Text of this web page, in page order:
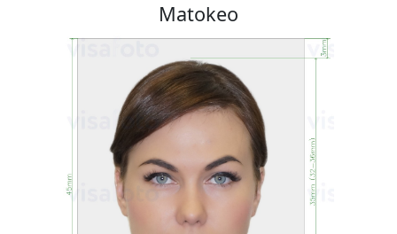
Matokeo